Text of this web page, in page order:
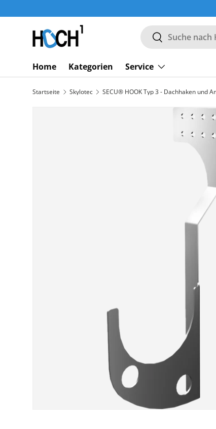
DIREKT ZUM INHALT
Suchen
Suchen
Home Kategorien Service
Startseite Skylotec